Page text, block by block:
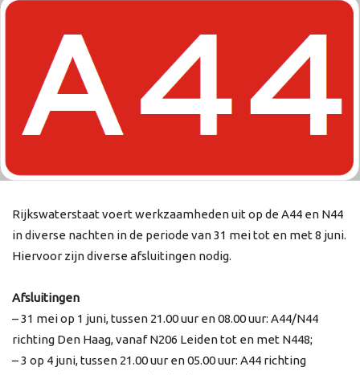
Rijkswaterstaat voert werkzaamheden uit op de A44 en N44
in diverse nachten in de periode van 31 mei tot en met 8 juni.
Hiervoor zijn diverse afsluitingen nodig.
Afsluitingen
– 31 mei op 1 juni, tussen 21.00 uur en 08.00 uur: A44/N44
richting Den Haag, vanaf N206 Leiden tot en met N448;
– 3 op 4 juni, tussen 21.00 uur en 05.00 uur: A44 richting